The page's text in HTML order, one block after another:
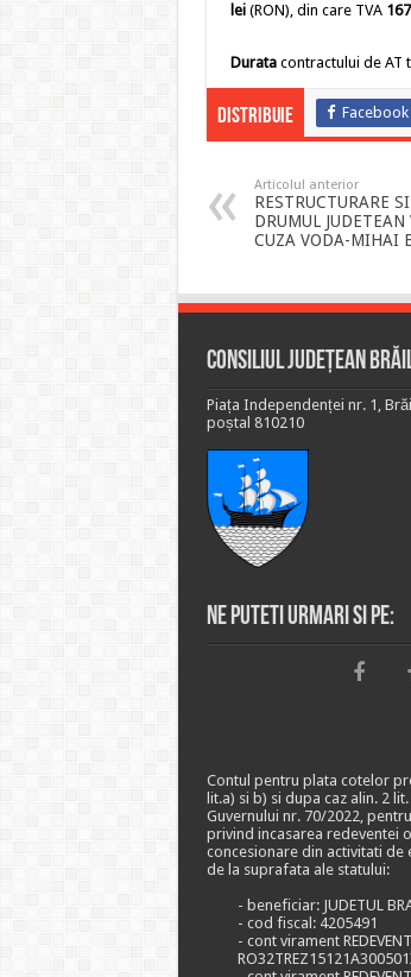
lei (RON), din care TVA
Durata contractului de AT
Distribuie Facebook
Articolul anterior
RESTRUCTURARE
DRUMUL
CUZA VODA-MIHAI
Consiliul Județean
Piața Independenței nr. 1,
poștal 810210
Ne puteti urmari si pe:
Contul pentru plata cotelor
lit.a) si b) si dupa caz alin. 2
Guvernului nr. 70/2022,
privind incasarea redeventei
concesionare din activitati
de la suprafata ale statului:
- beneficiar: JUDETUL
- cod fiscal: 4205491
- cont virament